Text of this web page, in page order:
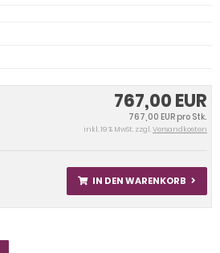
767,00 EUR
767,00 EUR pro Stk.
inkl. 19 % MwSt. zzgl.Versandkosten
IN DEN WARENKORB